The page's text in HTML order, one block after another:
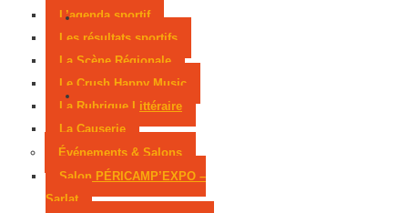
L’agenda sportif
Les résultats sportifs
La Scène Régionale
Le Crush Happy Music
La Rubrique Littéraire
La Causerie
Événements & Salons
Salon PÉRICAMP’EXPO –
Sarlat